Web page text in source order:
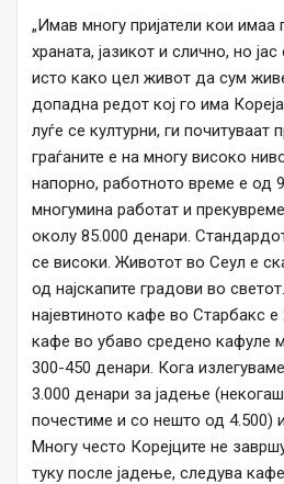
„Имав многу пријатели кои имаа
храната, јазикот и слично, но
исто како цел живот да сум
допадна редот кој го има
луѓе се културни, ги почитуваат
граѓаните е на многу високо
напорно, работното време е од
многумина работат и
околу 85.000 денари.
се високи. Животот во Сеул е
од најскапите градови во
најевтиното кафе во Старбакс
кафе во убаво средено кафуле
300-450 денари. Кога
3.000 денари за јадење
почестиме и со нешто од 4.500)
Многу често Корејците не
туку после јадење, следува